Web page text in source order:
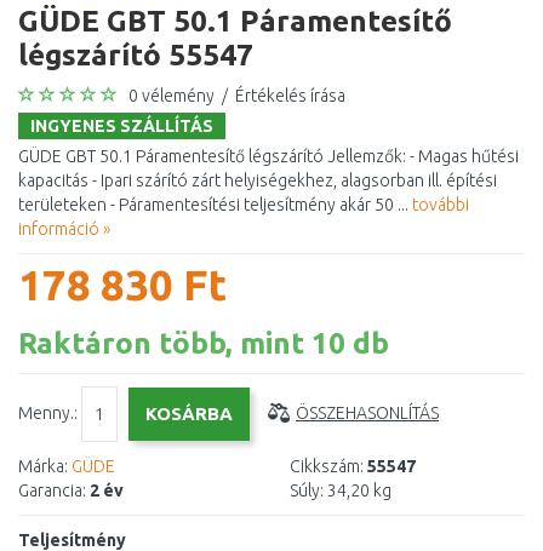
GÜDE GBT 50.1 Páramentesítő
légszárító 55547
0 vélemény / Értékelés írása
INGYENES SZÁLLÍTÁS
GÜDE GBT 50.1 Páramentesítő légszárító Jellemzők: - Magas hűtési
kapacitás - Ipari szárító zárt helyiségekhez, alagsorban ill. építési
területeken - Páramentesítési teljesítmény akár 50 ... további
információ »
178 830 Ft
Raktáron több, mint 10 db
Menny.: ÖSSZEHASONLÍTÁS
Márka: GÜDE
Garancia: 2 év
Cikkszám: 55547
Súly: 34,20 kg
Teljesítmény